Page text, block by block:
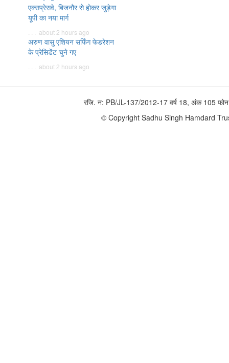
एक्सप्रेसवे, बिजनौर से होकर जुड़ेगा
यूपी का नया मार्ग
. . . about 2 hours ago
अरुण वासु एशियन सर्फिंग फेडरेशन
के प्रेसिडेंट चुने गए
. . . about 2 hours ago
रजि. न: PB/JL-137/2012-17 वर्ष 18, अंक 105
© Copyright Sadhu Singh Hamdard